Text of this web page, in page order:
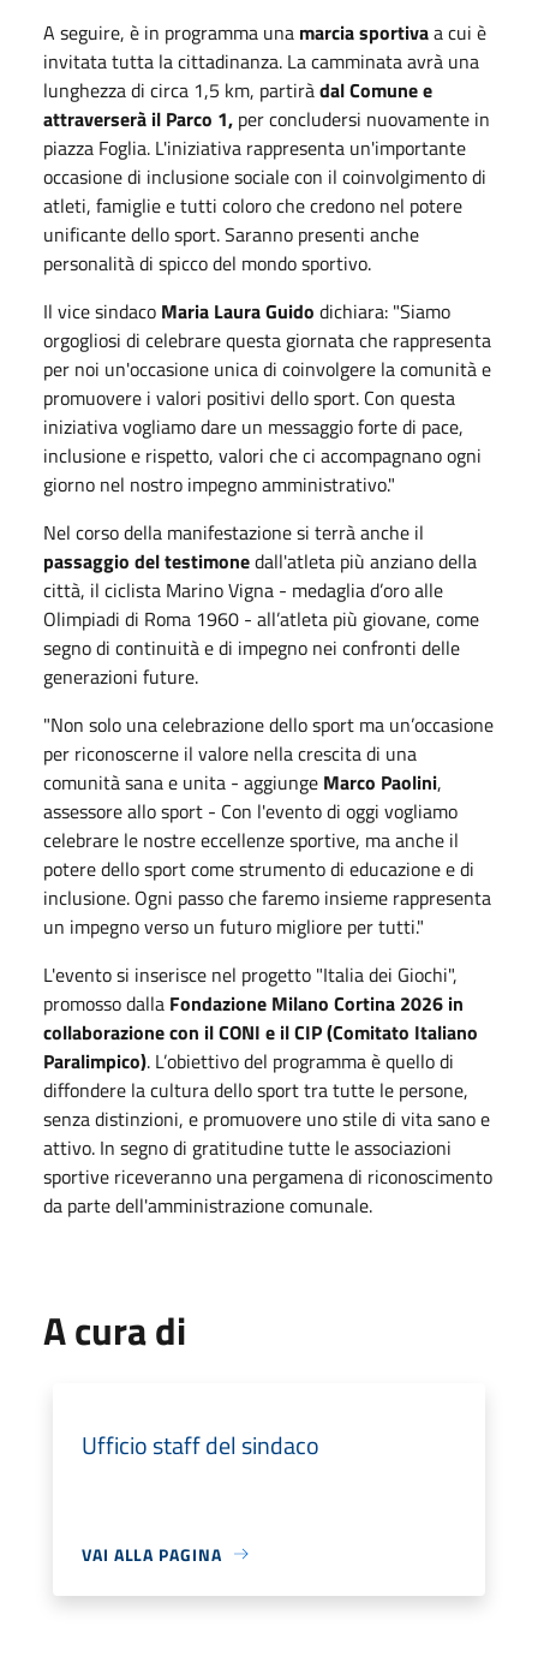
A seguire, è in programma una marcia sportivaa cui è
invitata tutta la cittadinanza. La camminata avrà una
lunghezza di circa 1,5 km, partiràdal Comune e
attraverserà il Parco 1, per concludersi nuovamente in
piazza Foglia. L'iniziativa rappresenta un'importante
occasione di inclusione sociale con il coinvolgimento di
atleti, famiglie e tutti coloro che credono nel potere
unificante dello sport. Saranno presenti anche
personalità di spicco del mondo sportivo.
Il vice sindaco Maria Laura Guido dichiara: "Siamo
orgogliosi di celebrare questa giornata che rappresenta
per noi un'occasione unica di coinvolgere la comunità e
promuovere i valori positivi dello sport. Con questa
iniziativa vogliamo dare un messaggio forte di pace,
inclusione e rispetto, valori che ci accompagnano ogni
giorno nel nostro impegno amministrativo."
Nel corso della manifestazione si terrà anche il
passaggio del testimonedall'atleta più anziano della
città, il ciclista Marino Vigna - medaglia d’oro alle
Olimpiadi di Roma 1960 - all’atleta più giovane, come
segno di continuità e di impegno nei confronti delle
generazioni future.
"Non solo una celebrazione dello sport ma un’occasione
per riconoscerne il valore nella crescita di una
comunità sana e unita - aggiunge Marco Paolini,
assessore allo sport - Con l'evento di oggi vogliamo
celebrare le nostre eccellenze sportive, ma anche il
potere dello sport come strumento di educazione e di
inclusione. Ogni passo che faremo insieme rappresenta
un impegno verso un futuro migliore per tutti."
L'evento si inserisce nel progetto "Italia dei Giochi",
promosso dalla Fondazione Milano Cortina 2026 in
collaborazione con il CONI e il CIP (Comitato Italiano
Paralimpico). L’obiettivo del programma è quello di
diffondere la cultura dello sport tra tutte le persone,
senza distinzioni, e promuovere uno stile di vita sano e
attivo. In segno di gratitudine tutte le associazioni
sportive riceveranno una pergamena di riconoscimento
da parte dell'amministrazione comunale.
A cura di
Ufficio staff del sindaco
VAI ALLA PAGINA